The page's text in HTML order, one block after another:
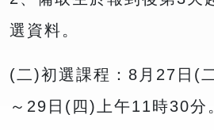
選資料。
(二)初選課程：8月27日(
～29日(四)上午11時30分